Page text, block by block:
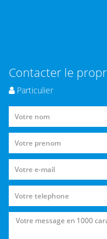
Contacter le
Particulier